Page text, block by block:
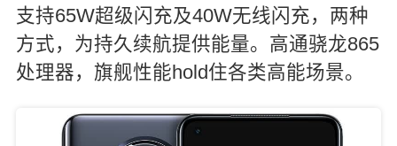
支持65W超级闪充及40W无线闪充，两种
方式，为持久续航提供能量。高通骁龙865
处理器，旗舰性能hold住各类高能场景。